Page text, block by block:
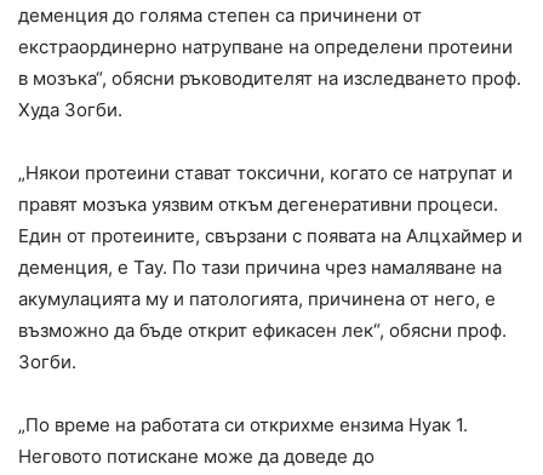
деменция до голяма степен са причинени от
екстраординерно натрупване на определени протеини
в мозъка“, обясни ръководителят на изследването проф.
Худа Зогби.
„Някои протеини стават токсични, когато се натрупат и
правят мозъка уязвим откъм дегенеративни процеси.
Един от протеините, свързани с появата на Алцхаймер и
деменция, е Тау. По тази причина чрез намаляване на
акумулацията му и патологията, причинена от него, е
възможно да бъде открит ефикасен лек“, обясни проф.
Зогби.
„По време на работата си открихме ензима Нуак 1.
Неговото потискане може да доведе до